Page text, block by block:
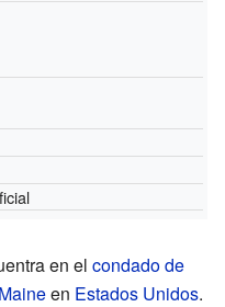
en el condado de
Maineen Estados Unidos.